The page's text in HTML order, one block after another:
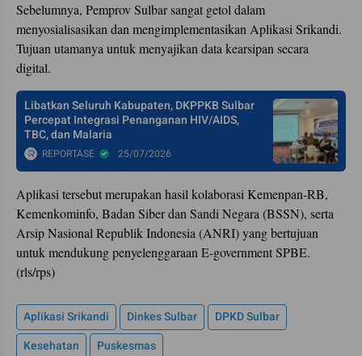
Sebelumnya, Pemprov Sulbar sangat getol dalam
menyosialisasikan dan mengimplementasikan Aplikasi Srikandi.
Tujuan utamanya untuk menyajikan data kearsipan secara
digital.
Libatkan Seluruh Kabupaten, DKPPKB Sulbar
Percepat Integrasi Penanganan HIV/AIDS,
TBC, dan Malaria
REPORTASE 25/07/2026
Aplikasi tersebut merupakan hasil kolaborasi Kemenpan-RB,
Kemenkominfo, Badan Siber dan Sandi Negara (BSSN), serta
Arsip Nasional Republik Indonesia (ANRI) yang bertujuan
untuk mendukung penyelenggaraan E-government SPBE.
(rls/rps)
Aplikasi Srikandi Dinkes Sulbar
DPKD Sulbar
Kesehatan
Puskesmas